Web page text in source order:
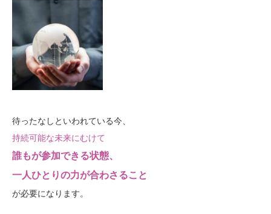
待ったなしといわれている今、
持続可能な未来にむけて
誰もが参加できる状態、
一人ひとりの力が合わさること
が必要になります。